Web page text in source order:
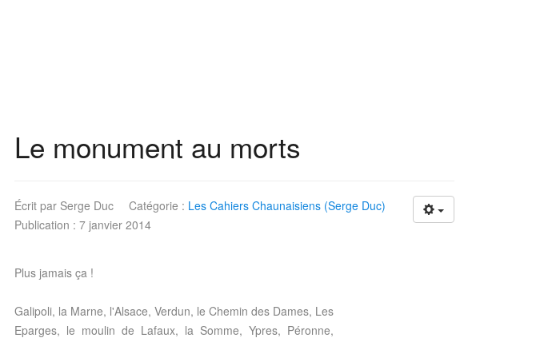
Le monument au morts
Écrit par Serge Duc Catégorie : Les Cahiers Chaunaisiens (Serge Duc)
Publication : 7 janvier 2014
Plus jamais ça !
Galipoli, la Marne, l'Alsace, Verdun, le Chemin des Dames, Les
Eparges, le moulin de Lafaux, la Somme, Ypres, Péronne,